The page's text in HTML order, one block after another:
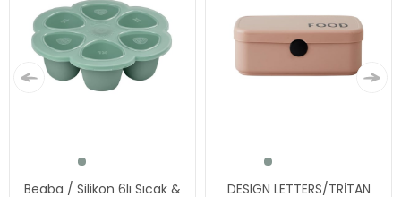
Beaba / Silikon 6lı Sıcak &
DESIGN LETTERS/TRİTAN